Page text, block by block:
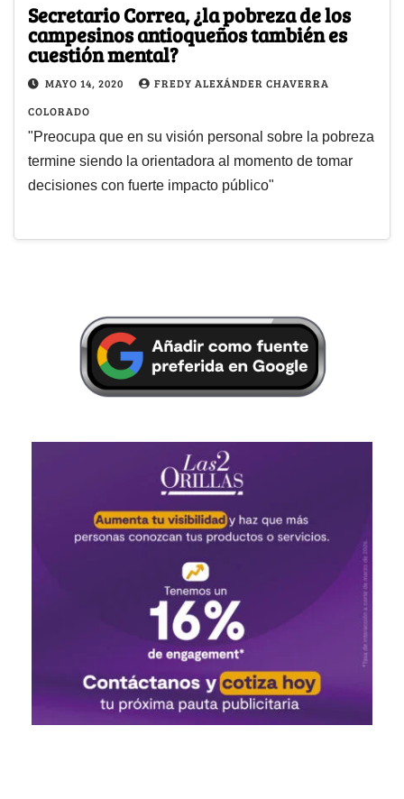
Secretario Correa, ¿la pobreza de los
campesinos antioqueños también es
cuestión mental?
MAYO 14, 2020
FREDY ALEXÁNDER CHAVERRA
COLORADO
"Preocupa que en su visión personal sobre la pobreza
termine siendo la orientadora al momento de tomar
decisiones con fuerte impacto público"